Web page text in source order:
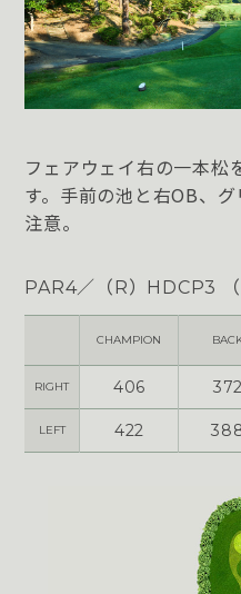
フェアウェイ右の一本松
す。手前の池と右OB、
注意。
PAR4／（R）HDCP3
CHAMPION
RIGHT 406 372
LEFT 422